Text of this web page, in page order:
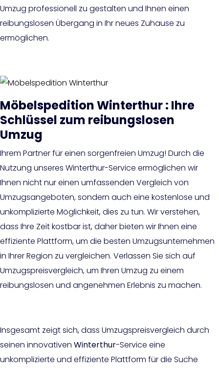
Umzug professionell zu gestalten und Ihnen einen
reibungslosen Übergang in Ihr neues Zuhause zu
ermöglichen.
Möbelspedition Winterthur : Ihre
Schlüssel zum reibungslosen
Umzug
Ihrem Partner für einen sorgenfreien Umzug! Durch die
Nutzung unseres Winterthur-Service ermöglichen wir
Ihnen nicht nur einen umfassenden Vergleich von
Umzugsangeboten, sondern auch eine kostenlose und
unkomplizierte Möglichkeit, dies zu tun. Wir verstehen,
dass Ihre Zeit kostbar ist, daher bieten wir Ihnen eine
effiziente Plattform, um die besten Umzugsunternehmen
in Ihrer Region zu vergleichen. Verlassen Sie sich auf
Umzugspreisvergleich, um Ihren Umzug zu einem
reibungslosen und angenehmen Erlebnis zu machen.
Insgesamt zeigt sich, dass Umzugspreisvergleich durch
seinen innovativen Winterthur-Service eine
unkomplizierte und effiziente Plattform für die Suche